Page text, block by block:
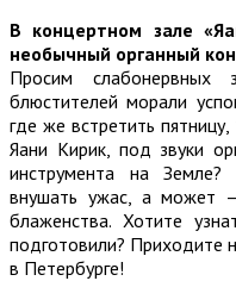
В концертном зале
необычный органный
Просим
блюстителей морали
где же встретить
Яани Кирик, под звуки
инструмента на
внушать ужас, а может
блаженства. Хотите
подготовили? Приходите
в Петербурге!